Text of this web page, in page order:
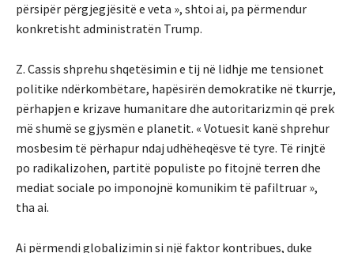
përsipër përgjegjësitë e veta », shtoi ai, pa përmendur
konkretisht administratën Trump.
Z. Cassis shprehu shqetësimin e tij në lidhje me tensionet
politike ndërkombëtare, hapësirën demokratike në tkurrje,
përhapjen e krizave humanitare dhe autoritarizmin që prek
më shumë se gjysmën e planetit. « Votuesit kanë shprehur
mosbesim të përhapur ndaj udhëheqësve të tyre. Të rinjtë
po radikalizohen, partitë populiste po fitojnë terren dhe
mediat sociale po imponojnë komunikim të pafiltruar »,
tha ai.
Ai përmendi globalizimin si një faktor kontribues, duke